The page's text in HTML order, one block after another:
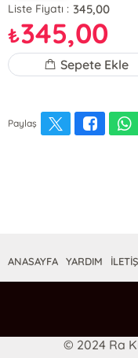
Liste Fiyatı : 345,00
₺345,00
Sepete Ekle
Paylaş
ANASAYFA YARDIM
© 2024 Ra